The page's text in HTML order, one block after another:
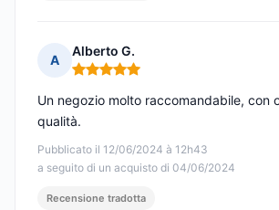
A
Alberto G.
Nota: 5 su 5
Pubblicato il 12/06/2024 à 12h43
a seguito di un acquisto di 04/06/2024
Un negozio molto raccomandabile, con
qualità.
Recensione tradotta